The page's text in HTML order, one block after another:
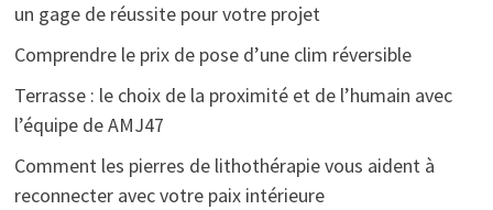
un gage de réussite pour votre projet
Comprendre le prix de pose d’une clim réversible
Terrasse : le choix de la proximité et de l’humain avec
l’équipe de AMJ47
Comment les pierres de lithothérapie vous aident à
reconnecter avec votre paix intérieure